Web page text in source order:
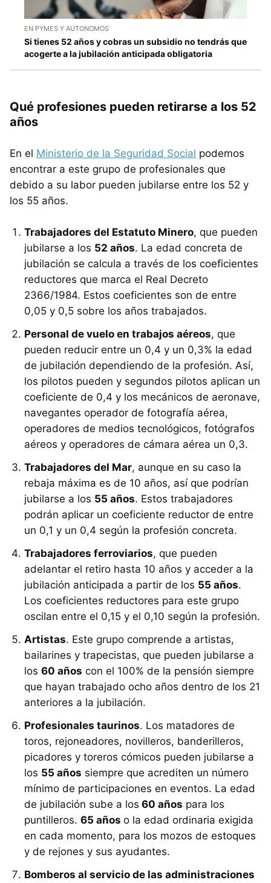
EN PYMES Y AUTONOMOS
Si tienes 52 años y cobras un subsidio no tendrás que
acogerte a la jubilación anticipada obligatoria
Qué profesiones pueden retirarse a los 52
años
En el Ministerio de la Seguridad Social podemos
encontrar a este grupo de profesionales que
debido a su labor pueden jubilarse entre los 52 y
los 55 años.
Trabajadores del Estatuto Minero, que pueden
jubilarse a los 52 años. La edad concreta de
jubilación se calcula a través de los coeficientes
reductores que marca el Real Decreto
2366/1984. Estos coeficientes son de entre
0,05 y 0,5 sobre los años trabajados.
Personal de vuelo en trabajos aéreos, que
pueden reducir entre un 0,4 y un 0,3% la edad
de jubilación dependiendo de la profesión. Así,
los pilotos pueden y segundos pilotos aplican un
coeficiente de 0,4 y los mecánicos de aeronave,
navegantes operador de fotografía aérea,
operadores de medios tecnológicos, fotógrafos
aéreos y operadores de cámara aérea un 0,3.
​Trabajadores del Mar, aunque en su caso la
rebaja máxima es de 10 años, así que podrían
jubilarse a los 55 años. Estos trabajadores
podrán aplicar un coeficiente reductor de entre
un 0,1 y un 0,4 según la profesión concreta.
​Trabajadores ferroviarios, que pueden
adelantar el retiro hasta 10 años y acceder a la
jubilación anticipada a partir de los 55 años.
Los coeficientes reductores para este grupo
oscilan entre el 0,15 y el 0,10 según la profesión.
Artistas. Este grupo comprende a artistas,
bailarines y trapecistas, que pueden jubilarse a
los 60 años con el 100% de la pensión siempre
que hayan trabajado ocho años dentro de los 21
anteriores a la jubilación.
​Profesionales taurinos. Los matadores de
toros, rejoneadores, novilleros, banderilleros,
picadores y toreros cómicos pueden jubilarse a
los 55 años siempre que acrediten un número
mínimo de participaciones en eventos. La edad
de jubilación sube a los 60 años para los
puntilleros. 65 años o la edad ordinaria exigida
en cada momento, para los mozos de estoques
y de rejones y sus ayudantes.
Bomberos al servicio de las administraciones